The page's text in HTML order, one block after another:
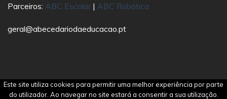
Parceiros: ABC Escolar | ABC Robótica
geral@abecedariodaeducacao.pt
Copyright 2021 Abecedário da Educação | All Rights
Este site utiliza cookies para permitir uma melhor experiência por parte
do utilizador. Ao navegar no site estará a consentir a sua utilização.